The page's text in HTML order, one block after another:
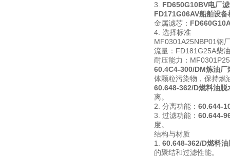
3. FD650G10BV电厂
FD171G06AV船舶设备
金属滤芯：
4. 选择标准
MF0301A25NBP01钢
流量：FD181G25A柴
耐压能力：
60.4C4-300/DM炼油厂
体颗粒污染物，保持燃
60.648-362/D燃料油脱
离。
2. 分离功能： 60.644-
3. 过滤功能： 60.644-
度。
结构与材质
1. 60.648-362/D燃料
的聚结和过滤性能。